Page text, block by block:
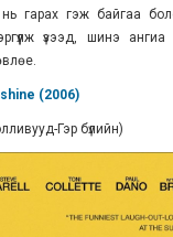
гарах гэж байгаа
үзээд, шинэ
(2006)
Гэр бүлийн)